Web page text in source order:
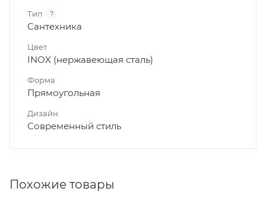
Тип ?
Сантехника
Цвет
INOX (нержавеющая сталь)
Форма
Прямоугольная
Дизайн
Современный стиль
Похожие товары